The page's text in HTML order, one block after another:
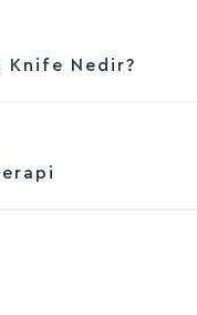
Knife Nedir?